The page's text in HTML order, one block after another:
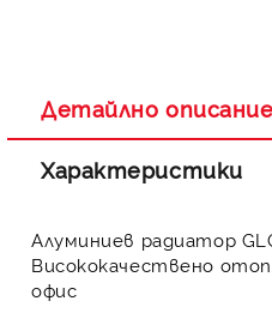
Детайлно описание
Характеристики
Алуминиев радиатор
Висококачествено
офис